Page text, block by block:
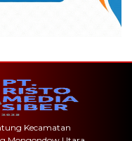
Kecamatan